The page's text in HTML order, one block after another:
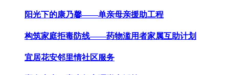
阳光下的康乃馨——单亲母亲援助工程
构筑家庭拒毒防线——药物滥用者家属互助计划
宜居花安邻里情社区服务